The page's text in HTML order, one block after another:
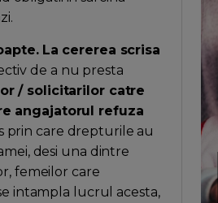
La cererea scrisa
de a nu presta
/ solicitarilor catre
angajatorul refuza
prin care drepturile au
desi una dintre
femeilor care
intampla lucrul acesta,